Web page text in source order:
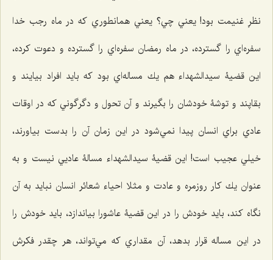
‌نظرِ غنيمت بود! يعني چي؟ يعني همانطوري كه در ماه رجب خدا
سفره‌اي را گسترده، در ماه رمضان سفره‌اي را گسترده و دعوت كرده،
اين قضيۀ سيدالشهداء هم يك مساله‌اي بود كه بايد افراد بيايند و
بقاپند و توشۀ خودشان را بگيرند و آن تحول و دگرگوني كه در اوقات
عادي براي انسان پيدا نمي‌شود در اين زمان آن را بدست بیاورند،
خيلي عجيب است! اين قضيۀ سيدالشهداء مسالۀ عادیي نيست و به
عنوان يك كار روزمره و عادت و مثلا احياء شعائر انسان نبايد به آن
نگاه كند، بايد خودش را در اين قضيۀ عاشورا بياندازد، بايد خودش را
در اين مساله قرار بدهد، آن مقداري كه مي‌تواند، هر چقدر فكرش